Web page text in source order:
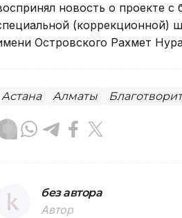
новость о проекте
(коррекционной)
Островского Рахмет
Астана Алматы
без автора
Автор